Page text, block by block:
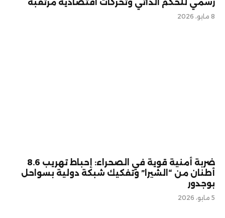
رسمي للحكم الذاتي وتحركات اقتصادية مرتقبة
8 مايو، 2026
ضربة أمنية قوية في الصحراء: إحباط تهريب 8.6
أطنان من “الشيرا” وتفكيك شبكة دولية بسواحل
بوجدور
5 مايو، 2026